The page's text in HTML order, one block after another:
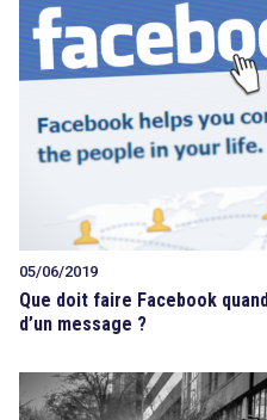
05/06/2019
Que doit faire Facebook
d’un message ?